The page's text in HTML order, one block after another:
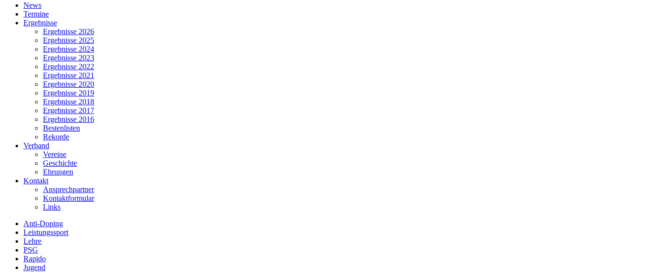
Close
Menu
News
Termine
Ergebnisse
Ergebnisse 2026
Ergebnisse 2025
Ergebnisse 2024
Ergebnisse 2023
Ergebnisse 2022
Ergebnisse 2021
Ergebnisse 2020
Ergebnisse 2019
Ergebnisse 2018
Ergebnisse 2017
Ergebnisse 2016
Bestenlisten
Rekorde
Verband
Vereine
Geschichte
Ehrungen
Kontakt
Ansprechpartner
Kontaktformular
Links
Anti-Doping
Leistungssport
Lehre
PSG
Rapido
Jugend